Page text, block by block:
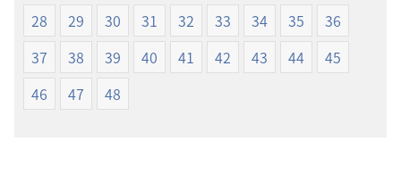
界
界
28
29 30 31 32 33 34 35
36
37
38 39 40 41 42 43 44
45
46
47 48